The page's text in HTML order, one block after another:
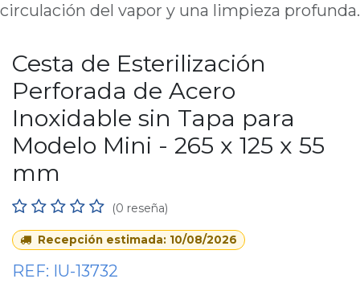
circulación del vapor y una limpieza profunda.
Cesta de Esterilización
Perforada de Acero
Inoxidable sin Tapa para
Modelo Mini - 265 x 125 x 55
mm
(0 reseña)
Recepción estimada: 10/08/2026
REF: IU-13732